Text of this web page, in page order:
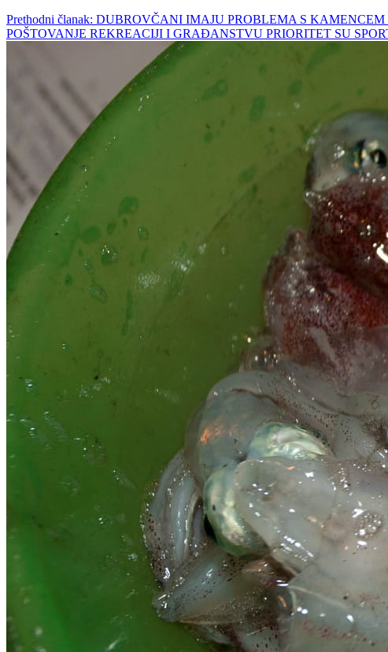
Prethodni članak: DUBROVČANI IMAJU PROBLEMA S
POŠTOVANJE REKREACIJI I GRAĐANSTVU PRIORITET SU